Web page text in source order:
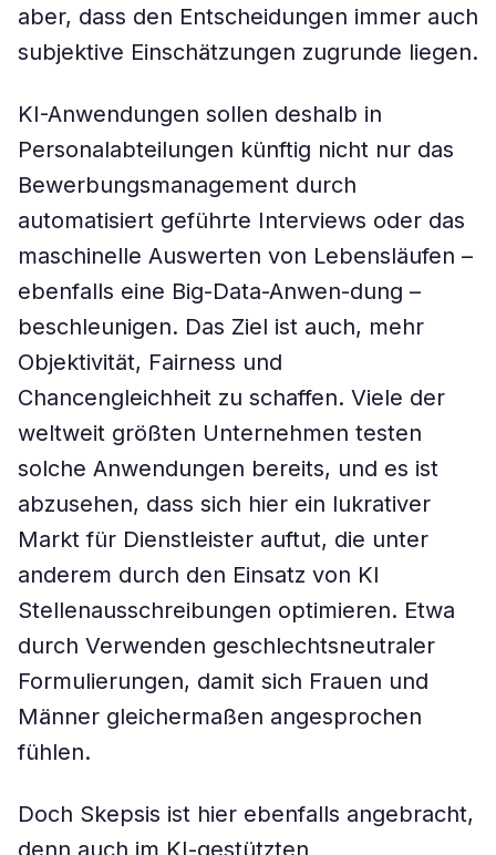
aber, dass den Entscheidungen immer auch
subjektive Einschätzungen zugrunde liegen.
KI-Anwendungen sollen deshalb in
Personalabteilungen künftig nicht nur das
Bewerbungsmanagement durch
automatisiert geführte Interviews oder das
maschinelle Auswerten von Lebensläufen –
ebenfalls eine Big-Data-Anwen-dung –
beschleunigen. Das Ziel ist auch, mehr
Objektivität, Fairness und
Chancengleichheit zu schaffen. Viele der
weltweit größten Unternehmen testen
solche Anwendungen bereits, und es ist
abzusehen, dass sich hier ein lukrativer
Markt für Dienstleister auftut, die unter
anderem durch den Einsatz von KI
Stellenausschreibungen optimieren. Etwa
durch Verwenden geschlechtsneutraler
Formulierungen, damit sich Frauen und
Männer gleichermaßen angesprochen
fühlen.
Doch Skepsis ist hier ebenfalls angebracht,
denn auch im KI-gestützten